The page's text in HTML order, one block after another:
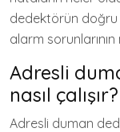
dedektörün doğru
alarm
Adresli
nasıl çalışır?
Adresli duman